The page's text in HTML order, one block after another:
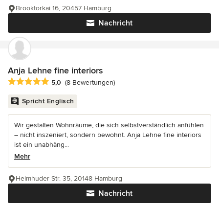
Nachricht
Brooktorkai 16, 20457 Hamburg
Anja Lehne fine interiors
Durchschnittliche Bewertung: 5 von 5 Sternen
5,0 (8 Bewertungen)
Spricht Englisch
Wir gestalten Wohnräume, die sich selbstverständlich anfühlen
– nicht inszeniert, sondern bewohnt. Anja Lehne fine interiors
ist ein unabhäng...
Mehr
Nachricht
Heimhuder Str. 35, 20148 Hamburg